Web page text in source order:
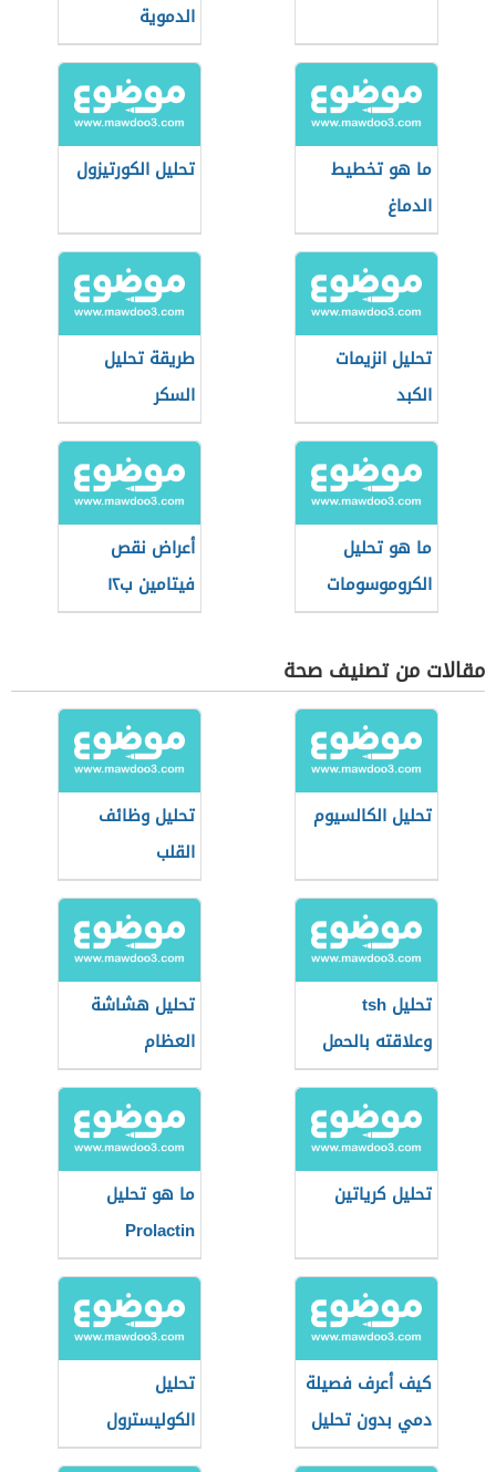
الدموية
ما هو تخطيط
الدماغ
تحليل الكورتيزول
تحليل انزيمات
الكبد
طريقة تحليل
السكر
ما هو تحليل
الكروموسومات
أعراض نقص
فيتامين ب١٢
مقالات من تصنيف صحة
تحليل الكالسيوم
تحليل وظائف
القلب
تحليل tsh
وعلاقته بالحمل
تحليل هشاشة
العظام
تحليل كرياتين
ما هو تحليل
Prolactin
كيف أعرف فصيلة
دمي بدون تحليل
تحليل
الكوليسترول